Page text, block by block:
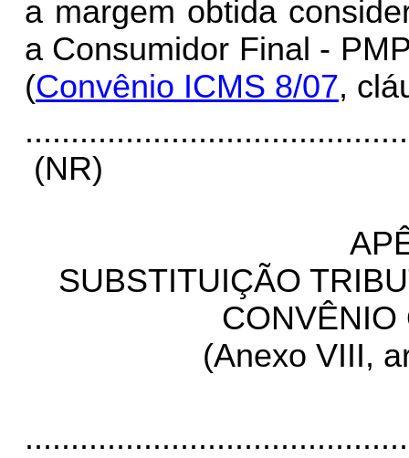
a margem obtida
a Consumidor Final -
(Convênio ICMS 8/07,
(NR)
SUBSTITUIÇÃO
CONVÊNIO
(Anexo VIII,